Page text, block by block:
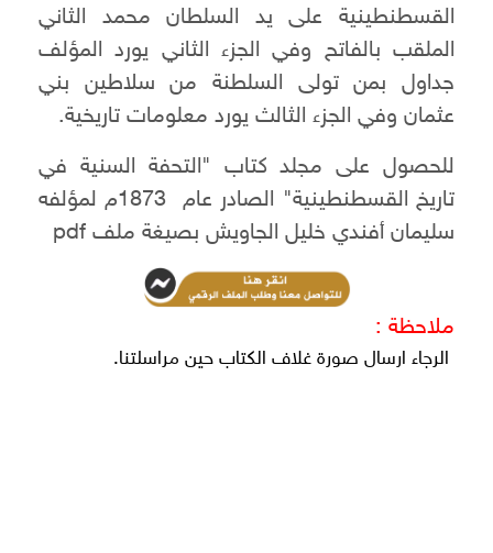
القسطنطينية على يد السلطان محمد الثاني
الملقب بالفاتح وفي الجزء الثاني يورد المؤلف
جداول بمن تولى السلطنة من سلاطين بني
عثمان وفي الجزء الثالث يورد معلومات تاريخية.
للحصول على مجلد كتاب "التحفة السنية في
تاريخ القسطنطينية" الصادر عام 1873م لمؤلفه
سليمان أفندي خليل الجاويش بصيغة ملف pdf
ملاحظة :
الرجاء ارسال صورة غلاف الكتاب حين مراسلتنا.